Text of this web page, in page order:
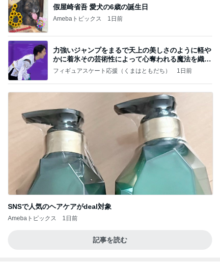
假屋崎省吾 愛犬の6歳の誕生日
Amebaトピックス 1日前
力強いジャンプをまるで天上の美しさのように軽や
かに着氷その芸術性によって心奪われる魔法を織り
なす
フィギュアスケート応援（くまはともだち） 1日前
SNSで人気のヘアケアがdeal対象
Amebaトピックス 1日前
記事を読む